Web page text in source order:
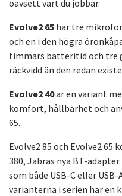
oavsett vart du jobbar.
Evolve2 65 har tre
och en i den högra
timmars batteritid och tre
räckvidd än den redan
Evolve2 40är en variant
komfort, hållbarhet och
65.
Evolve2 85 och Evolve2
380, Jabras nya BT-
som både USB-C eller
varianterna i serien har en